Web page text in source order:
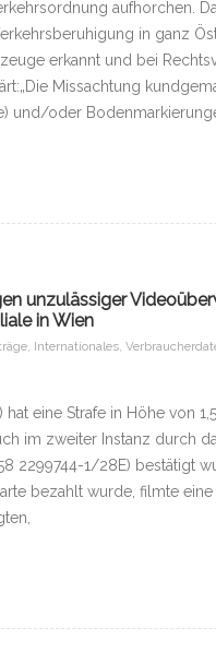
aufhorchen.
in ganz
erkannt und bei
Missachtung
und/oder
unzulässiger
in Wien
, Internationales,
eine Strafe in Höhe von
im zweiter Instanz durch
2299744-1/28E) bestätigt
bezahlt wurde, filmte eine